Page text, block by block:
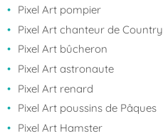
Pixel Art pompier
Pixel Art chanteur de Country
Pixel Art bûcheron
Pixel Art astronaute
Pixel Art renard
Pixel Art poussins de Pâques
Pixel Art Hamster